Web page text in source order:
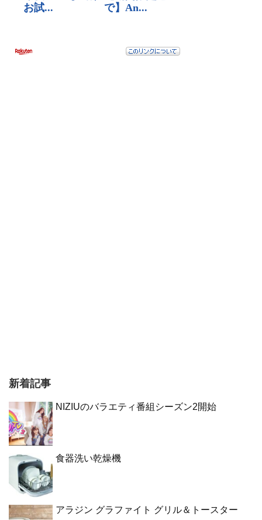
新着記事
NIZIUのバラエティ番組シーズン2開始
食器洗い乾燥機
アラジン グラファイト グリル＆トースター